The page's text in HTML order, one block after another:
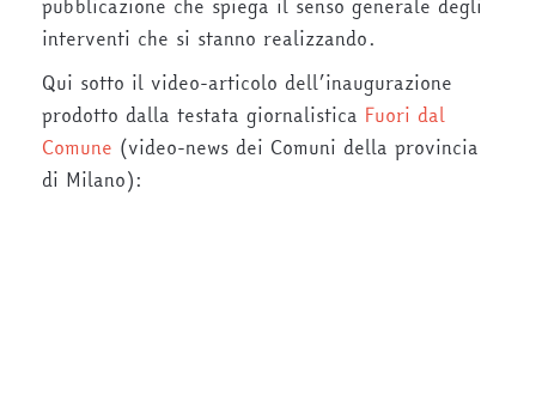
pubblicazione che spiega il senso generale degli
interventi che si stanno realizzando.
Qui sotto il video-articolo dell’inaugurazione
prodotto dalla testata giornalistica Fuori dal
Comune (video-news dei Comuni della provincia
di Milano):